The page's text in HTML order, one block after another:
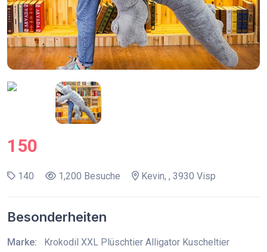
150
140 1,200 Besuche Kevin, , 3930 Visp
Besonderheiten
Marke:
Krokodil XXL Plüschtier Alligator Kuscheltier